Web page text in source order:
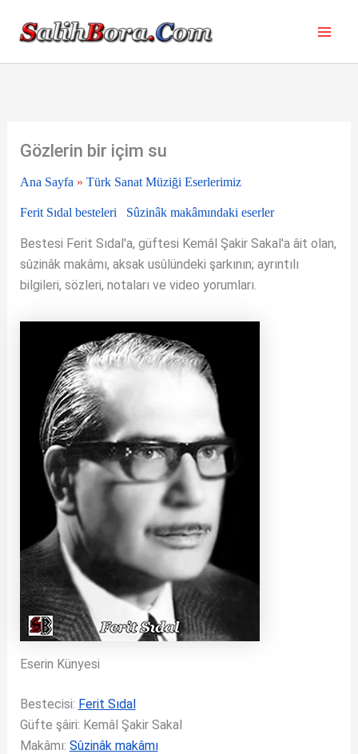
Gözlerin bir içim su
Ana Sayfa » Türk Sanat Müziği Eserlerimiz
Ferit Sıdal besteleri Sûzinâk makâmındaki eserler
Bestesi Ferit Sıdal'a, güftesi Kemâl Şakir Sakal'a âit olan,
sûzinâk makâmı, aksak usûlündeki şarkının; ayrıntılı
bilgileri, sözleri, notaları ve video yorumları.
Eserin Künyesi
Bestecisi: Ferit Sıdal
Güfte şâiri: Kemâl Şakir Sakal
Makâmı: Sûzinâk makâmı